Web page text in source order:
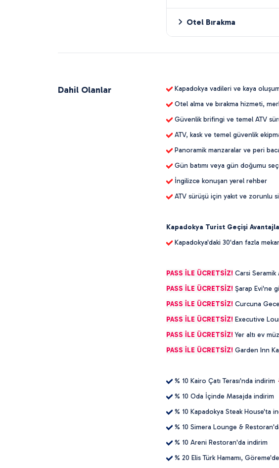
Otel Bırakma
Dahil Olanlar
Kapadokya vadileri ve kaya
Otel alma ve bırakma hizmeti,
Güvenlik brifingi ve temel ATV
ATV, kask ve temel güvenlik
Panoramik manzaralar ve peri
Gün batımı veya gün doğumu
İngilizce konuşan yerel rehber
ATV sürüşü için yakıt ve zorunlu
Kapadokya Turist Geçişi
Kapadokya'daki 30'dan fazla
PASS İLE ÜCRETSİZ! Carsi
PASS İLE ÜCRETSİZ! Şarap Evi'ne
PASS İLE ÜCRETSİZ! Curcuna
PASS İLE ÜCRETSİZ! Executive
PASS İLE ÜCRETSİZ! Yer altı ev
PASS İLE ÜCRETSİZ! Garden Inn
% 10 Kairo Çatı Terası'nda indirim
% 10 Oda İçinde Masajda indirim
% 10 Kapadokya Steak House'ta
% 10 Simera Lounge &
% 10 Areni Restoran'da indirim
% 20 Elis Türk Hamamı,